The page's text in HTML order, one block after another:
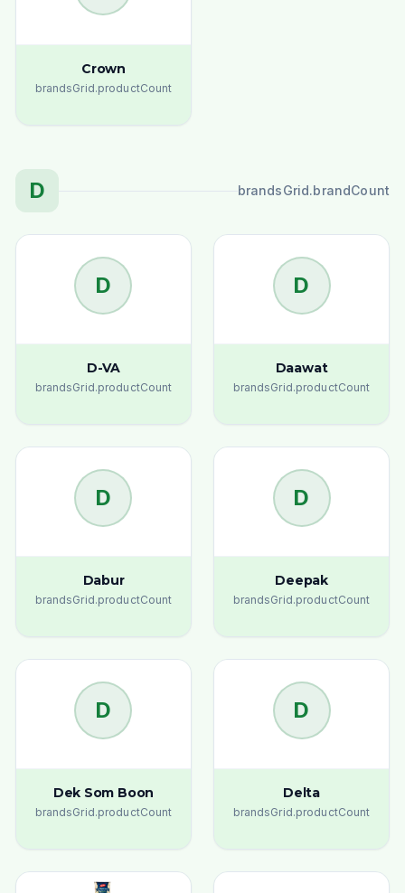
Crown
brandsGrid.productCount
D brandsGrid.brandCount
D
D-VA
brandsGrid.productCount
D
Daawat
brandsGrid.productCount
D
Dabur
brandsGrid.productCount
D
Deepak
brandsGrid.productCount
D
Dek Som Boon
brandsGrid.productCount
D
Delta
brandsGrid.productCount